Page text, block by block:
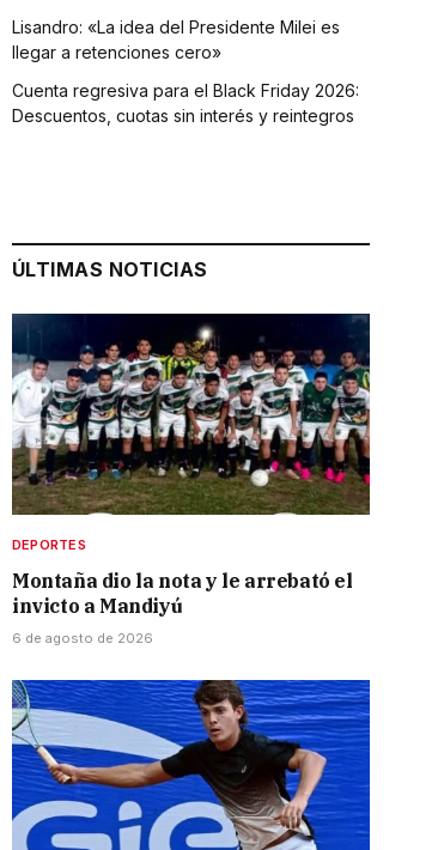
Lisandro: «La idea del Presidente Milei es
llegar a retenciones cero»
Cuenta regresiva para el Black Friday 2026:
Descuentos, cuotas sin interés y reintegros
ÚLTIMAS NOTICIAS
DEPORTES
Montaña dio la nota y le arrebató el
invicto a Mandiyú
6 de agosto de 2026